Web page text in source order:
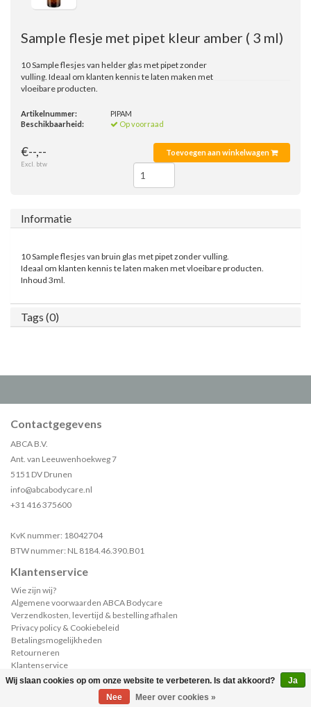
Sample flesje met pipet kleur amber ( 3 ml)
10 Sample flesjes van helder glas met pipet zonder
vulling. Ideaal om klanten kennis te laten maken met
vloeibare producten.
Artikelnummer:
PIPAM
Beschikbaarheid:
Op voorraad
€--,--
Excl. btw
Toevoegen aan winkelwagen
Informatie
10 Sample flesjes van bruin glas met pipet zonder vulling.
Ideaal om klanten kennis te laten maken met vloeibare producten.
Inhoud 3ml.
Tags (0)
Contactgegevens
ABCA B.V.
Ant. van Leeuwenhoekweg 7
5151 DV Drunen
info@abcabodycare.nl
+31 416 375600
KvK nummer: 18042704
BTW nummer: NL 8184.46.390.B01
Klantenservice
Wie zijn wij?
Algemene voorwaarden ABCA Bodycare
Verzendkosten, levertijd & bestelling afhalen
Privacy policy & Cookiebeleid
Betalingsmogelijkheden
Retourneren
Klantenservice
Sample of catalogus aanvragen?
Wij slaan cookies op om onze website te verbeteren. Is dat akkoord?
Ja
Nee
Meer over cookies »